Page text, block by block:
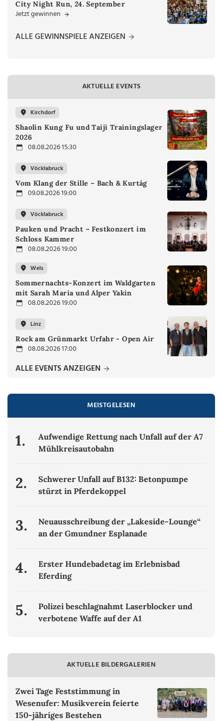
City Night Run, 24. September
Jetzt gewinnen
ALLE GEWINNSPIELE ANZEIGEN
AKTUELLE EVENTS
Kirchdorf
Shaolin Kung Fu und Taiji Trainingslager
2026
08.08.2026 15:30
Vöcklabruck
Vom Klang der Stille – Bach & Kurtág
09.08.2026 19:00
Vöcklabruck
Pauken und Pracht – Festkonzert im
Schloss Kammer
08.08.2026 19:00
Wels
Sommernachts-Konzert im Waldgarten
mit Sarah Maria und Alper Yakin
08.08.2026 19:00
Linz
Rock am Grünmarkt Urfahr - Open Air
08.08.2026 17:00
ALLE EVENTS ANZEIGEN
MEISTGELESEN
1.
Aufwendige Rettung nach Unfall auf der A7
Mühlkreisautobahn
2.
Schwerer Unfall auf B132: Betonpumpe
stürzt in Pferdekoppel
3.
Neuausschreibung der „Lakeside-Lounge“
an der Gmundner Esplanade
4.
Erster Hundebadetag im Erlebnisbad
Eferding
5.
Polizei beschlagnahmt Laserblocker und
verbotene Waffe auf der A1
AKTUELLE BILDERGALERIEN
Zwei Tage Feststimmung in
Wesenufer: Musikverein feierte
150-jähriges Bestehen